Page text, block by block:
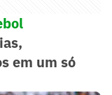
em um só